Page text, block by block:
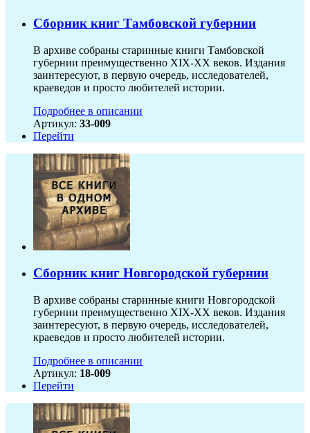
Сборник книг Тамбовской губернии
В архиве собраны старинные книги Тамбовской
губернии преимущественно XIX-ХХ веков. Издания
заинтересуют, в первую очередь, исследователей,
краеведов и просто любителей истории.
Подробнее в описании
Артикул: 33-009
Перейти
Сборник книг Новгородской губернии
В архиве собраны старинные книги Новгородской
губернии преимущественно XIX-ХХ веков. Издания
заинтересуют, в первую очередь, исследователей,
краеведов и просто любителей истории.
Подробнее в описании
Артикул: 18-009
Перейти